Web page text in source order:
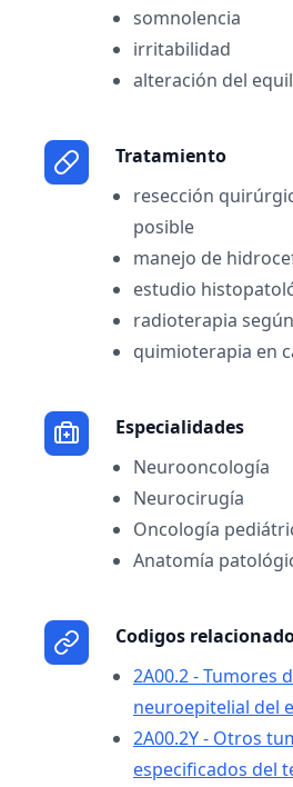
somnolencia
irritabilidad
alteración del
Tratamiento
resección
posible
manejo de
estudio
radioterapia
quimioterapia en
Especialidades
Neurooncología
Neurocirugía
Oncología
Anatomía
Codigos
2A00.2 - Tumores
neuroepitelial del
2A00.2Y - Otros
especificados del